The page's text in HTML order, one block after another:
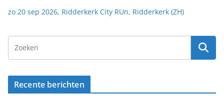
zo 20 sep 2026, Ridderkerk City RUn, Ridderkerk (ZH)
Recente berichten